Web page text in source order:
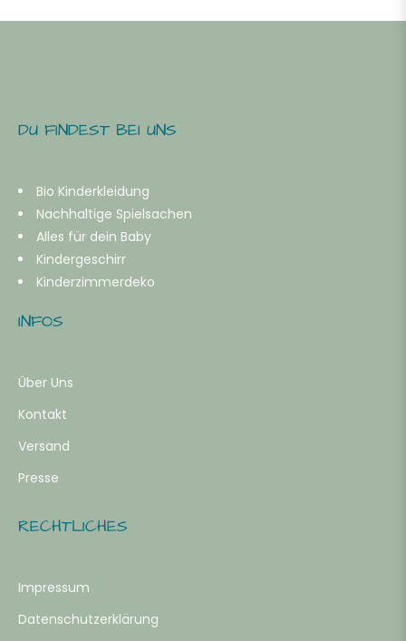
DU FINDEST BEI UNS
Bio Kinderkleidung
Nachhaltige Spielsachen
Alles für dein Baby
Kindergeschirr
Kinderzimmerdeko
INFOS
Über Uns
Kontakt
Versand
Presse
RECHTLICHES
Impressum
Datenschutzerklärung